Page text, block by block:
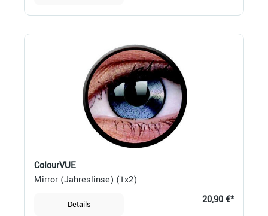
ColourVUE
Mirror (Jahreslinse) (1x2)
Details 20,90 €*